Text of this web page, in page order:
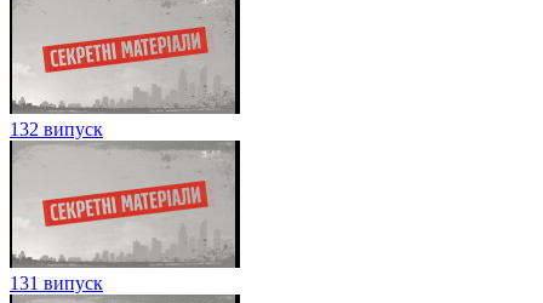
132 випуск
131 випуск